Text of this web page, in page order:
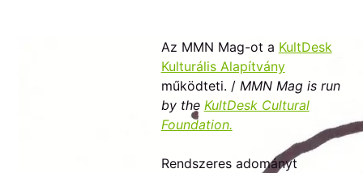
Az MMN Mag-ot a KultDesk
Kulturális Alapítvány
működteti. / MMN Mag is run
by the KultDesk Cultural
Foundation.
Rendszeres adományt